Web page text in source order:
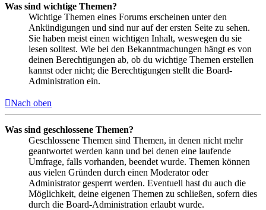
Was sind wichtige Themen?
Wichtige Themen eines Forums erscheinen unter den
Ankündigungen und sind nur auf der ersten Seite zu sehen.
Sie haben meist einen wichtigen Inhalt, weswegen du sie
lesen solltest. Wie bei den Bekanntmachungen hängt es von
deinen Berechtigungen ab, ob du wichtige Themen erstellen
kannst oder nicht; die Berechtigungen stellt die Board-
Administration ein.
Nach oben
Was sind geschlossene Themen?
Geschlossene Themen sind Themen, in denen nicht mehr
geantwortet werden kann und bei denen eine laufende
Umfrage, falls vorhanden, beendet wurde. Themen können
aus vielen Gründen durch einen Moderator oder
Administrator gesperrt werden. Eventuell hast du auch die
Möglichkeit, deine eigenen Themen zu schließen, sofern dies
durch die Board-Administration erlaubt wurde.